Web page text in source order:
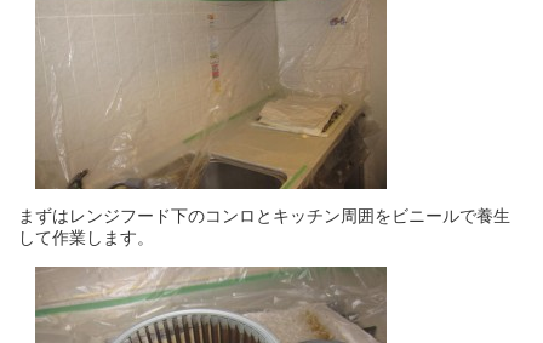
まずはレンジフード下のコンロとキッチン周囲をビニールで養生
して作業します。